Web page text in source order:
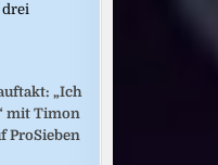
drei
„Ich
mit Timon
ProSieben